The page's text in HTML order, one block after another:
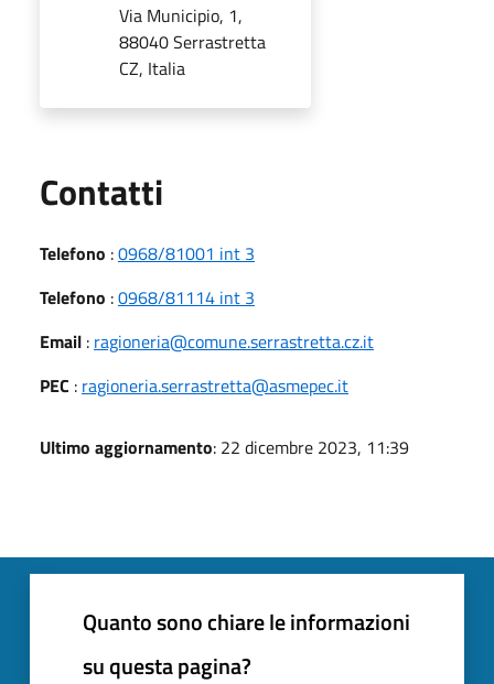
Via Municipio, 1,
88040 Serrastretta
CZ, Italia
Contatti
Telefono :0968/81001 int 3
Telefono :0968/81114 int 3
Email : ragioneria@comune.serrastretta.cz.it
PEC : ragioneria.serrastretta@asmepec.it
Ultimo aggiornamento: 22 dicembre 2023, 11:39
Quanto sono chiare le informazioni
su questa pagina?